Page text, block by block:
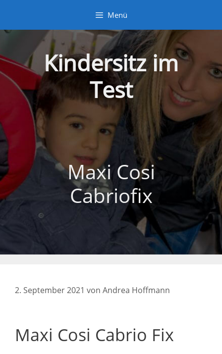
springen
Menü
Kindersitz im
Test
Maxi Cosi
Cabriofix
2. September 2021 von Andrea Hoffmann
Maxi Cosi Cabrio Fix